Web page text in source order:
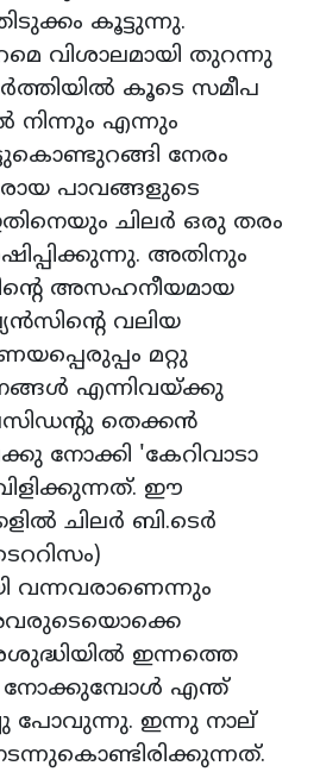
കൂട്ടുന്നു.
വിശാലമായി തുറന്നു
കൂടെ സമീപ
നിന്നും എന്നും
നേരം
പാവങ്ങളുടെ
ചിലര്‍ ഒരു തരം
അതിനും
അസഹനീയമായ
വലിയ
മറ്റു
എന്നിവയ്ക്കു
തെക്കന്‍
നോക്കി 'കേറിവാടാ
ഈ
ചിലര്‍ ബി.ടെര്‍
വന്നവരാണെന്നും
ഇന്നത്തെ
നോക്കുമ്പോള്‍ എന്ത്
പോവുന്നു. ഇന്നു നാല്